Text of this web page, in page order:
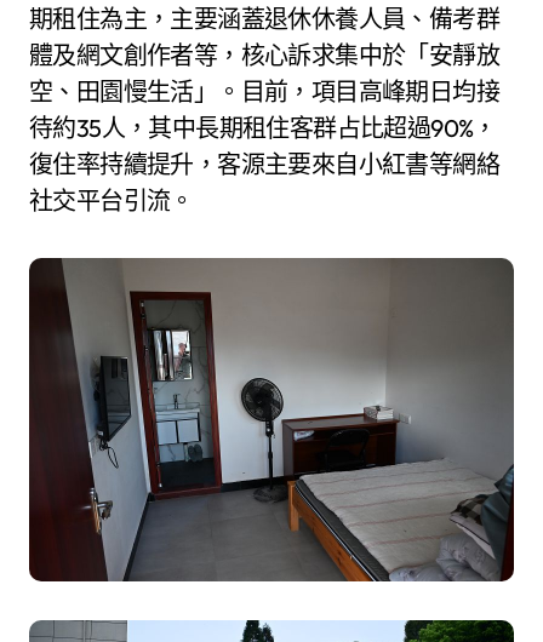
期租住為主，主要涵蓋退休休養人員、備考群
體及網文創作者等，核心訴求集中於「安靜放
空、田園慢生活」。目前，項目高峰期日均接
待約35人，其中長期租住客群占比超過90%，
復住率持續提升，客源主要來自小紅書等網絡
社交平台引流。